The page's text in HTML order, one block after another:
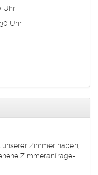
Uhr
Uhr
Zimmer haben,
Zimmeranfrage-